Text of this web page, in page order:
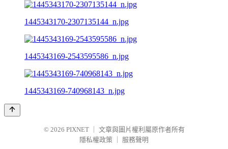
1445343170-2307135144_n.jpg
1445343169-2543595586_n.jpg
1445343169-740968143_n.jpg
© 2026 PIXNET
文章與圖片權利屬原作者所有
隱私權政策
服務聲明